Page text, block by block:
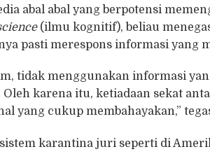
abal abal yang berpotensi
(ilmu kognitif), beliau
pasti merespons informasi yang
tidak menggunakan informasi
karena itu, ketiadaan sekat
yang cukup membahayakan,”
karantina juri seperti di